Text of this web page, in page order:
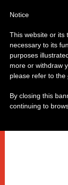
Notice
This website or its
necessary to its
purposes
more or withdraw
please refer to the
By closing this
continuing to